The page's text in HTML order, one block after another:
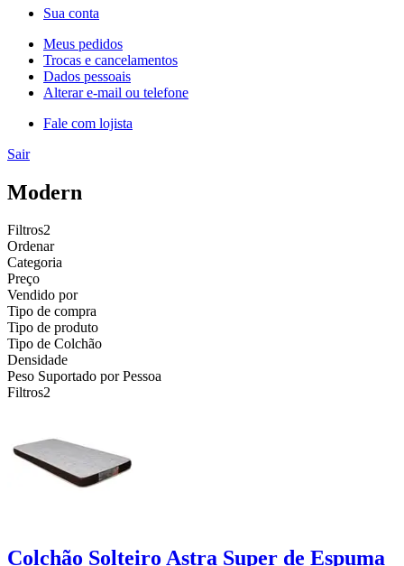
Sua conta
Meus pedidos
Trocas e cancelamentos
Dados pessoais
Alterar e-mail ou telefone
Fale com lojista
Sair
Modern
Filtros2
Ordenar
Categoria
Preço
Vendido por
Tipo de compra
Tipo de produto
Tipo de Colchão
Densidade
Peso Suportado por Pessoa
Filtros2
Colchão Solteiro Astra Super de Espuma